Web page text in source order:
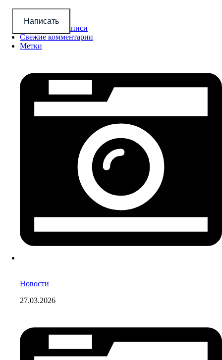
Написать
Новые записи
Популярные записи
Свежие комментарии
Метки
Новости
27.03.2026